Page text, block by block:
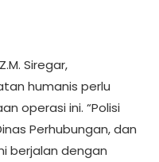
Siregar,
humanis perlu
operasi ini. “Polisi
Perhubungan, dan
berjalan dengan